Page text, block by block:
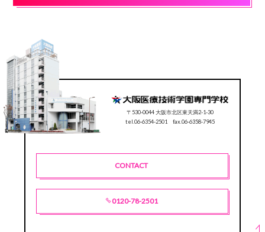
〒530-0044 大阪市北区東天満2-1-30
tel.06-6354-2501 fax.06-6358-7945
CONTACT
0120-78-2501